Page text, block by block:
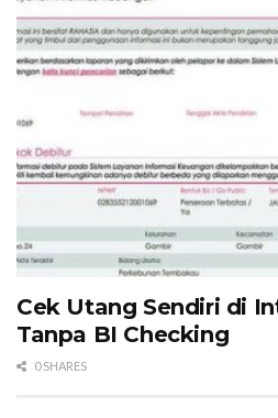
Cek Utang Sendiri di
Tanpa BI Checking
0 SHARES